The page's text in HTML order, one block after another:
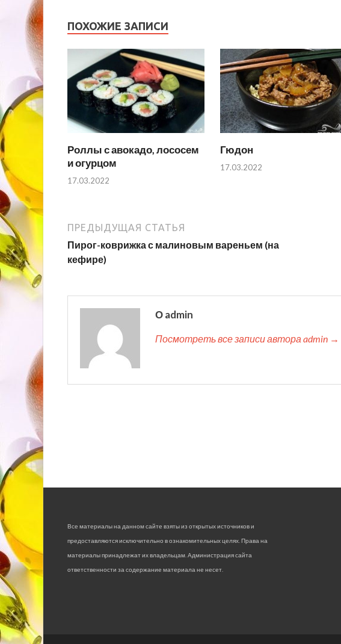
ПОХОЖИЕ ЗАПИСИ
Роллы с авокадо, лососем
и огурцом
17.03.2022
Гюдон
17.03.2022
ПРЕДЫДУЩАЯ СТАТЬЯ
Пирог-коврижка с малиновым вареньем (на
кефире)
О admin
Посмотреть все записи автора admin →
Все материалы на данном сайте взяты из открытых источников и
предоставляются исключительно в ознакомительных целях. Права на
материалы принадлежат их владельцам. Администрация сайта
ответственности за содержание материала не несет.